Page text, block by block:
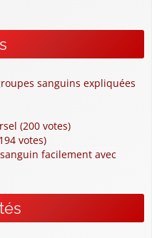
sanguins expliquées
(200 votes)
votes)
facilement avec